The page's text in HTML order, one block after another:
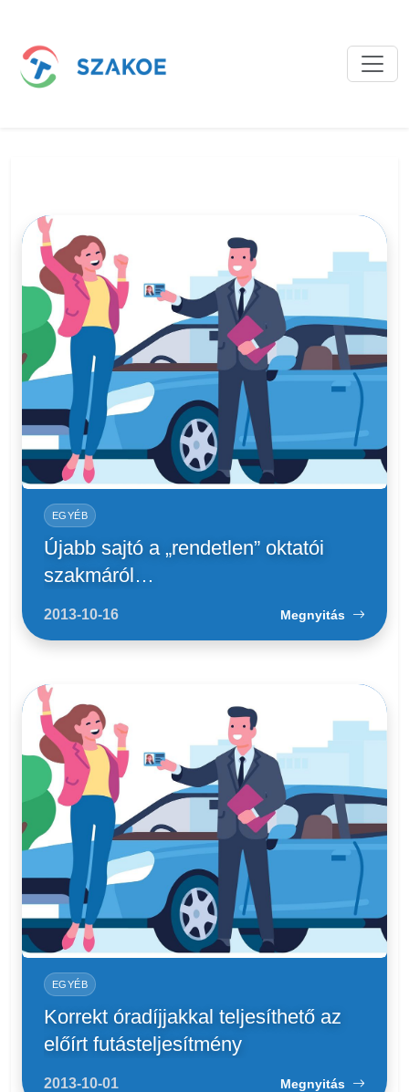
EGYÉB
Újabb sajtó a „rendetlen” oktatói
szakmáról…
2013-10-16 Megnyitás
EGYÉB
Korrekt óradíjjakkal teljesíthető az
előírt futásteljesítmény
2013-10-01 Megnyitás